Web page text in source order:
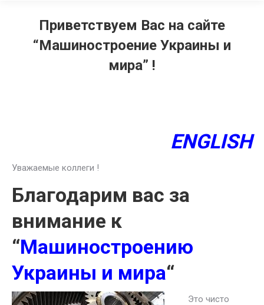
Приветствуем Вас на сайте
“Машиностроение Украины и
мира” !
ENGLISH
Уважаемые коллеги !
Благодарим вас за
внимание к
“Машиностроению
Украины и мира“
Это чисто